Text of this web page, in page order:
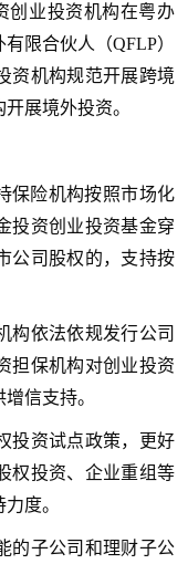
创业投资机构在粤办
限合伙人（QFLP）
资机构规范开展跨境
展境外投资。
险机构按照市场化
投资创业投资基金穿
公司股权的，支持按
依法依规发行公司
担保机构对创业投资
信支持。
资试点政策，更好
权投资、企业重组等
度。
子公司和理财子公